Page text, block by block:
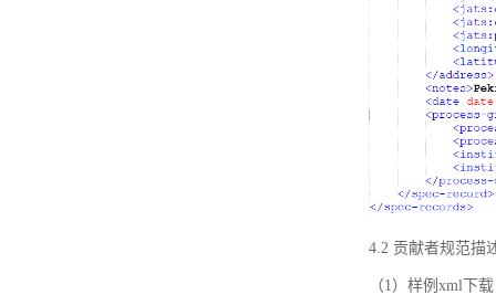
4.2 贡献者规范描
（1）样例xml下载